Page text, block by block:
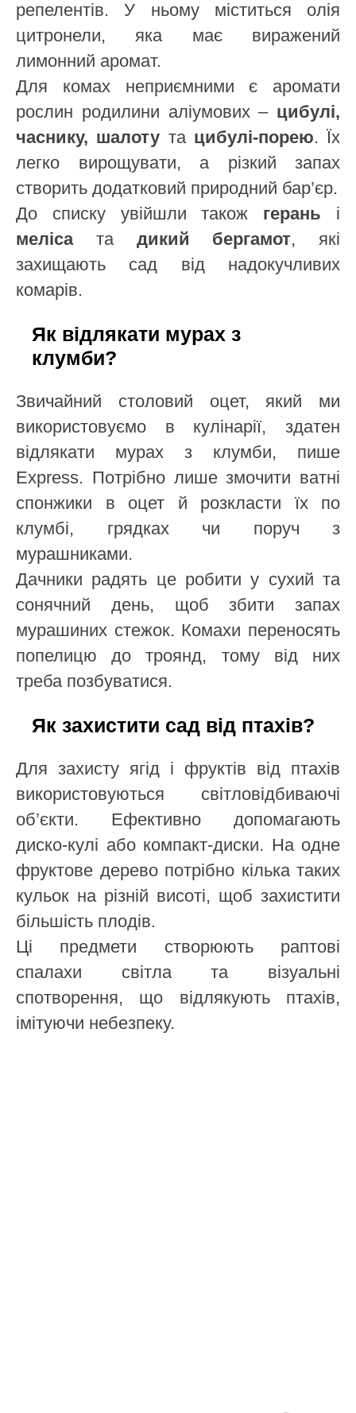
репелентів. У ньому міститься олія
цитронели, яка має виражений
лимонний аромат.
Для комах неприємними є аромати
рослин родилини аліумових – цибулі,
часнику, шалоту та цибулі-порею. Їх
легко вирощувати, а різкий запах
створить додатковий природний бар’єр.
До списку увійшли також герань і
мелісата дикий бергамот, які
захищають сад від надокучливих
комарів.
Як відлякати мурах з
клумби?
Звичайний столовий оцет, який ми
використовуємо в кулінарії, здатен
відлякати мурах з клумби, пише
Express. Потрібно лише змочити ватні
спонжики в оцет й розкласти їх по
клумбі, грядках чи поруч з
мурашниками.
Дачники радять це робити у сухий та
сонячний день, щоб збити запах
мурашиних стежок. Комахи переносять
попелицю до троянд, тому від них
треба позбуватися.
Як захистити сад від птахів?
Для захисту ягід і фруктів від птахів
використовуються світловідбиваючі
об’єкти. Ефективно допомагають
диско-кулі або компакт-диски. На одне
фруктове дерево потрібно кілька таких
кульок на різній висоті, щоб захистити
більшість плодів.
Ці предмети створюють раптові
спалахи світла та візуальні
спотворення, що відлякують птахів,
імітуючи небезпеку.